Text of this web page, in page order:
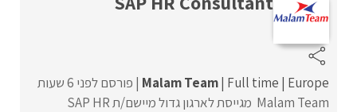
Malam Team Full time Europe
פורסם לפני 6 שעות
Malam Team מגייסת לארגון גדול מיישם/ת SAP HR